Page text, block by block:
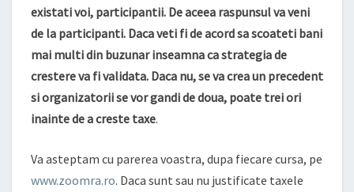
existati voi, participantii. De aceea raspunsul va veni
de la participanti. Daca veti fi de acord sa scoateti bani
mai multi din buzunar inseamna ca strategia de
crestere va fi validata. Daca nu, se va crea un precedent
si organizatorii se vor gandi de doua, poate trei ori
inainte de a creste taxe.
Va asteptam cu parerea voastra, dupa fiecare cursa, pe
www.zoomra.ro. Daca sunt sau nu justificate taxele